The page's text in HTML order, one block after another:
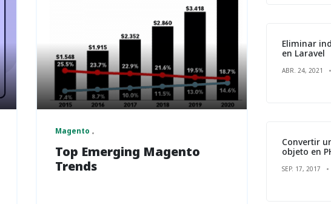
Magento
Top Emerging Magento
Trends
Eliminar
en Laravel
ABR. 24, 2021
Convertir
objeto en
SEP. 17, 2017